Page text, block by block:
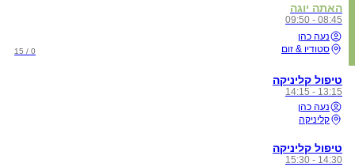
האתה יוגה
08:45 - 09:50
נעה כהן
סטודיו & זום
0 / 15
טיפול קליניקה
13:15 - 14:15
נעה כהן
קליניקה
טיפול קליניקה
14:30 - 15:30